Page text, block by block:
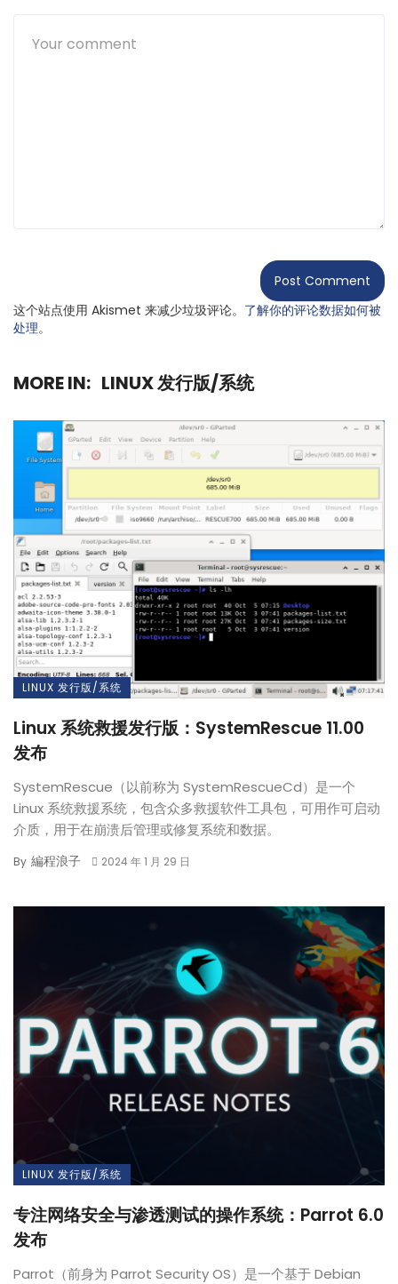
这个站点使用 Akismet 来减少垃圾评论。 了解你的评论数据如何被
处理。
MORE IN: LINUX 发行版/系统
LINUX 发行版/系统
Linux 系统救援发行版：SystemRescue 11.00
发布
SystemRescue（以前称为 SystemRescueCd）是一个
Linux 系统救援系统，包含众多救援软件工具包，可用作可启动
介质，用于在崩溃后管理或修复系统和数据。
By 編程浪子 2024 年 1 月 29 日
LINUX 发行版/系统
专注网络安全与渗透测试的操作系统：Parrot 6.0
发布
Parrot（前身为 Parrot Security OS）是一个基于 Debian